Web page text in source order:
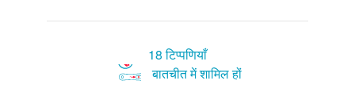
18 टिप्पणियाँ
बातचीत में शामिल हों